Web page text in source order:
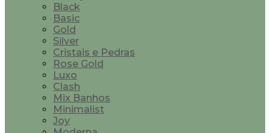
Black
Basic
Gold
Silver
Cristais e Pedras
Rose Gold
Luxo
Clash
Mix Banhos
Minimalist
Joy